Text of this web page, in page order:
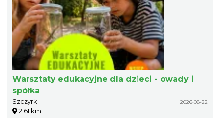
Warsztaty edukacyjne dla dzieci - owady i
spółka
Szczyrk 2026-08-22
2.61 km